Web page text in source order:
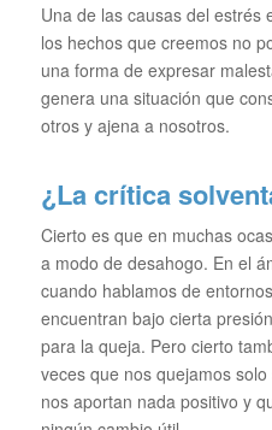
Una de las causas del estrés
los hechos que creemos no
una forma de expresar
genera una situación que
otros y ajena a nosotros.
¿La crítica
Cierto es que en muchas
a modo de desahogo. En el
cuando hablamos de
encuentran bajo cierta
para la queja. Pero cierto
veces que nos quejamos
nos aportan nada positivo y